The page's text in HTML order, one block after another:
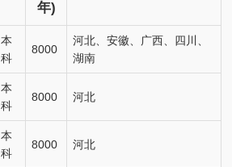
年)
本
科
8000
河北、安徽、广西、四川、
湖南
本
科
8000 河北
本
科
8000 河北